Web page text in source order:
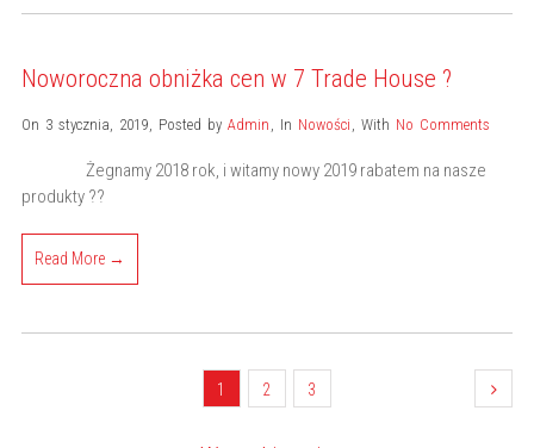
Noworoczna obniżka cen w 7 Trade House ?
On 3 stycznia, 2019, Posted by Admin , In Nowości , With No Comments
Żegnamy 2018 rok, i witamy nowy 2019 rabatem na nasze
produkty ??
Read More →
1 2 3